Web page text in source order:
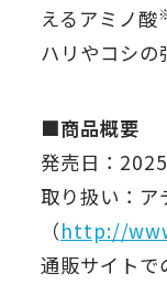
えるアミノ酸
ハリやコシの
■商品概要
発売日：
取り扱い：ア
（http://
通販サイトで